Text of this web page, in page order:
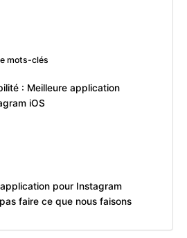
mots-clés
: Meilleure application
iOS
pour Instagram
faire ce que nous faisons